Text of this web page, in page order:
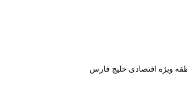
ویژه اقتصادی خلیج فارس